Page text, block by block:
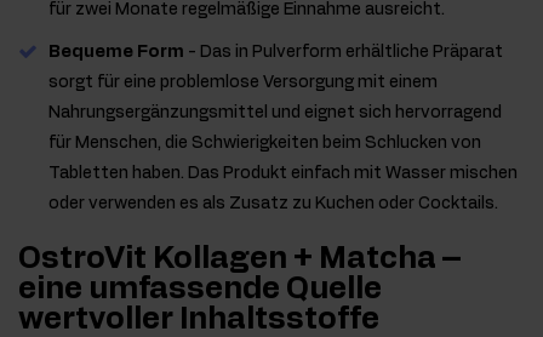
für zwei Monate regelmäßige Einnahme ausreicht.
Bequeme Form - Das in Pulverform erhältliche Präparat
sorgt für eine problemlose Versorgung mit einem
Nahrungsergänzungsmittel und eignet sich hervorragend
für Menschen, die Schwierigkeiten beim Schlucken von
Tabletten haben. Das Produkt einfach mit Wasser mischen
oder verwenden es als Zusatz zu Kuchen oder Cocktails.
OstroVit Kollagen + Matcha –
eine umfassende Quelle
wertvoller Inhaltsstoffe